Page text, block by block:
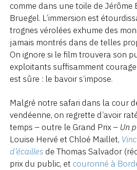
comme dans une toile de Jérôme
Bruegel. L’immersion est
trognes vérolées exhume des
jamais montrés dans de telles
On ignore si le film trouvera son
exploitants suffisamment
est sûre : le bavoir s’impose.
Malgré notre safari dans la cour
vendéenne, on regrette d’avoir
temps – outre le Grand Prix – Un
Louise Hervé et Chloé Maillet,
d’écailles de Thomas Salvador
prix du public, et couronné à